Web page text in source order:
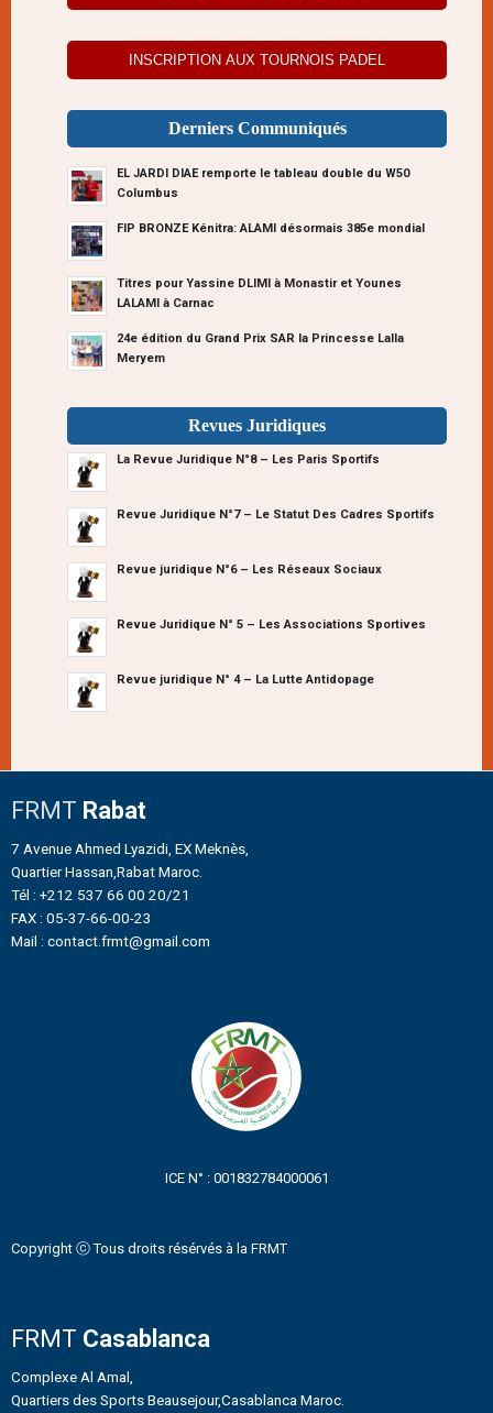
INSCRIPTION AUX TOURNOIS PADEL
Derniers Communiqués
EL JARDI DIAE remporte le tableau double du W50
Columbus
FIP BRONZE Kénitra: ALAMI désormais 385e mondial
Titres pour Yassine DLIMI à Monastir et Younes
LALAMI à Carnac
24e édition du Grand Prix SAR la Princesse Lalla
Meryem
Revues Juridiques
La Revue Juridique N°8 – Les Paris Sportifs
Revue Juridique N°7 – Le Statut Des Cadres Sportifs
Revue juridique N°6 – Les Réseaux Sociaux
Revue Juridique N° 5 – Les Associations Sportives
Revue juridique N° 4 – La Lutte Antidopage
FRMT Rabat
7 Avenue Ahmed Lyazidi, EX Meknès,
Quartier Hassan,Rabat Maroc.
Tél : +212 537 66 00 20/21
FAX : 05-37-66-00-23
Mail : contact.frmt@gmail.com
ICE N° : 001832784000061
Copyright ⓒ Tous droits résérvés à la FRMT
FRMT Casablanca
Complexe Al Amal,
Quartiers des Sports Beausejour,Casablanca Maroc.